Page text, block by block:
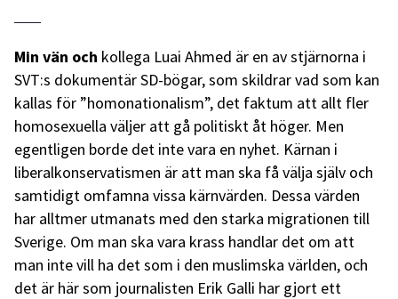
Min vän och kollega Luai Ahmed är en av stjärnorna i
SVT:s dokumentär SD-bögar, som skildrar vad som kan
kallas för ”homonationalism”, det faktum att allt fler
homosexuella väljer att gå politiskt åt höger. Men
egentligen borde det inte vara en nyhet. Kärnan i
liberalkonservatismen är att man ska få välja själv och
samtidigt omfamna vissa kärnvärden. Dessa värden
har alltmer utmanats med den starka migrationen till
Sverige. Om man ska vara krass handlar det om att
man inte vill ha det som i den muslimska världen, och
det är här som journalisten Erik Galli har gjort ett